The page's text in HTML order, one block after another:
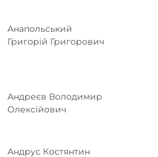
Анапольський
Григорій Григорович
Андреєв Володимир
Олексійович
Андрус Костянтин